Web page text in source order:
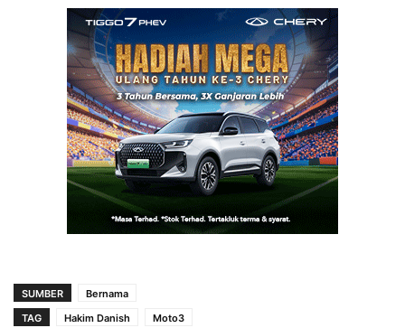
SUMBER
Bernama
TAG
Hakim Danish Moto3